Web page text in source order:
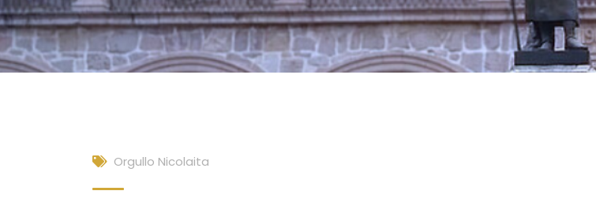
Orgullo Nicolaita